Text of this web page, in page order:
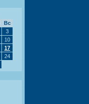
Вс
3
10
17
24